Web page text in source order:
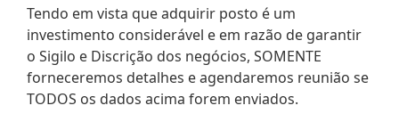
Tendo em vista que adquirir posto é um
investimento considerável e em razão de garantir
o Sigilo e Discrição dos negócios, SOMENTE
forneceremos detalhes e agendaremos reunião se
TODOS os dados acima forem enviados.